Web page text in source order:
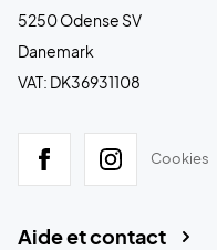
5250 Odense SV
Danemark
VAT: DK36931108
Cookies
Aide et contact